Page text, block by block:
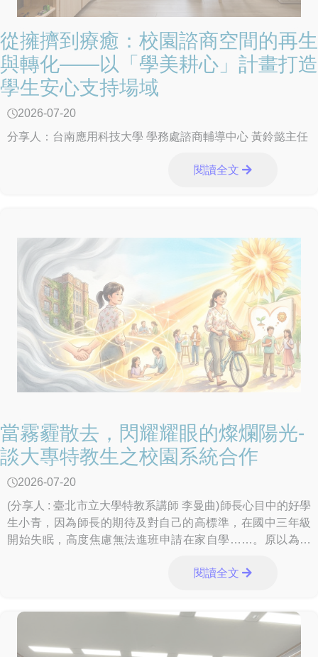
從擁擠到療癒：校園諮商空間的再生
與轉化——以「學美耕心」計畫打造
學生安心支持場域
2026-07-20
分享人：台南應用科技大學 學務處諮商輔導中心 黃鈴懿主任
閱讀全文
當霧霾散去，閃耀耀眼的燦爛陽光-
談大專特教生之校園系統合作
2026-07-20
(分享人 : 臺北市立大學特教系講師 李曼曲)師長心目中的好學
生小青，因為師長的期待及對自己的高標準，在國中三年級
開始失眠，高度焦慮無法進班申請在家自學……。原以為升
閱讀全文